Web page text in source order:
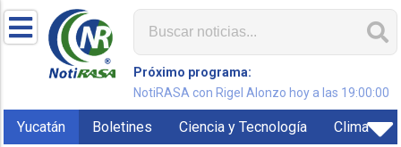
Próximo programa:
NotiRASA con Rigel Alonzo hoy a las 19:00:00
Yucatán Boletines Ciencia y Tecnología Clima